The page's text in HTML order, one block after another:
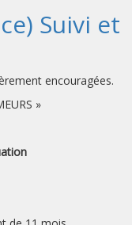
Suivi et
encouragées.
»